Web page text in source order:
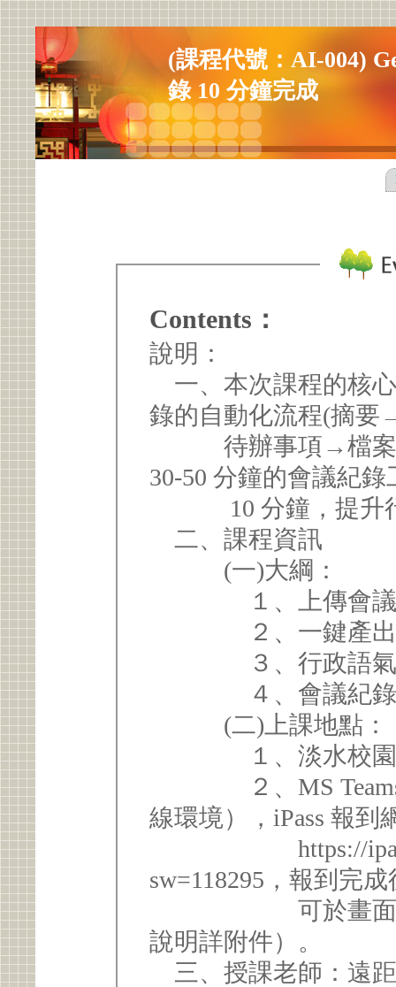
(課程代號：AI-004)
錄 10 分鐘完成
Contents：
說明：
一、本次課程的核
錄的自動化流程(摘
待辦事項→檔案整
30-50 分鐘的會議紀
10 分鐘，提升
二、課程資訊
(一)大綱：
１、上傳會議錄
２、一鍵產出：
３、行政語氣優
４、會議紀錄轉
(二)上課地點：
１、淡水校園商
２、MS Teams遠
線環境），iPass 報到
https://
sw=118295，報到完
可於畫面下方
說明詳附件）。
三、授課老師：遠